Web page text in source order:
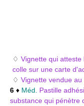
♢ Vignette qui
colle sur une carte
♢ Vignette vendue
6 ♦ Méd.
Pastille
substance qui pénètre